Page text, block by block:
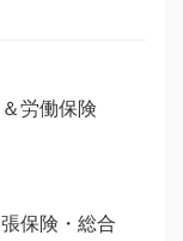
労働保険
保険・総合